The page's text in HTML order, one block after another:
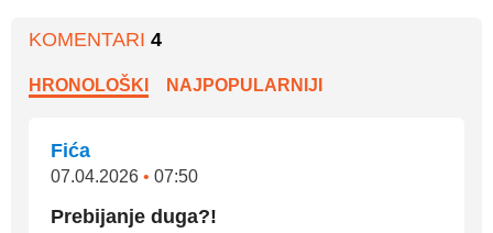
KOMENTARI 4
HRONOLOŠKI NAJPOPULARNIJI
Fića
07.04.2026 • 07:50
Prebijanje duga?!